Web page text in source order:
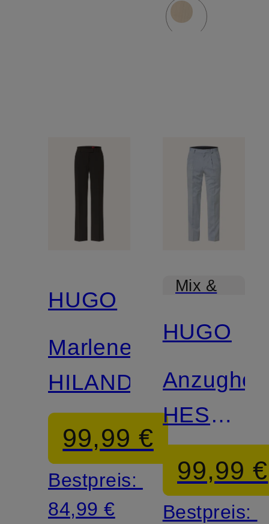
HUGO
Marlenehose
HILANDO
99,99 €
Bestpreis:
84,99 €
Mix &
HUGO
HESTEN
Extra
Slim Fit
99,99 €
Bestpreis: